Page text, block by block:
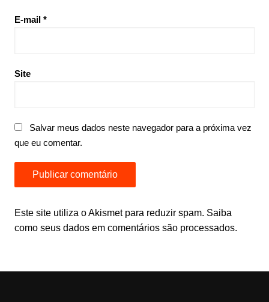
E-mail *
Site
Salvar meus dados neste navegador para a próxima vez
que eu comentar.
Este site utiliza o Akismet para reduzir spam. Saiba
como seus dados em comentários são processados.